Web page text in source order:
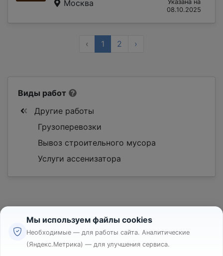
Москва
Указана на
08.10.2025
‹ 1 2 ›
Виды работ
Другие работы
Грузоперевозки
Вывоз строительного мусора
Услуги ассенизатора
Реклама
Мы используем файлы cookies
Необходимые — для работы сайта. Аналитические
(Яндекс.Метрика) — для улучшения сервиса.